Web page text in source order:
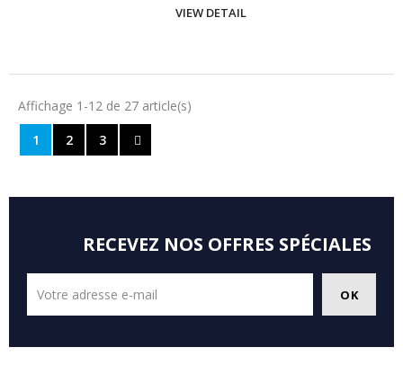
VIEW DETAIL
Affichage 1-12 de 27 article(s)
1
2 3
RECEVEZ NOS OFFRES SPÉCIALES